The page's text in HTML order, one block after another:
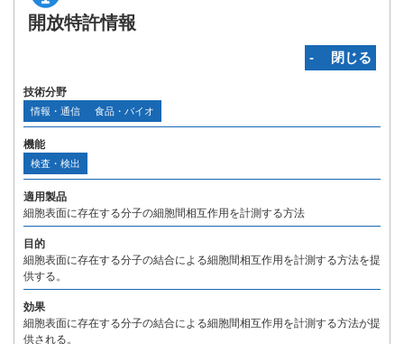
開放特許情報
‐ 閉じる
技術分野
情報・通信 食品・バイオ
機能
検査・検出
適用製品
細胞表面に存在する分子の細胞間相互作用を計測する方法
目的
細胞表面に存在する分子の結合による細胞間相互作用を計測する方法を提
供する。
効果
細胞表面に存在する分子の結合による細胞間相互作用を計測する方法が提
供される。